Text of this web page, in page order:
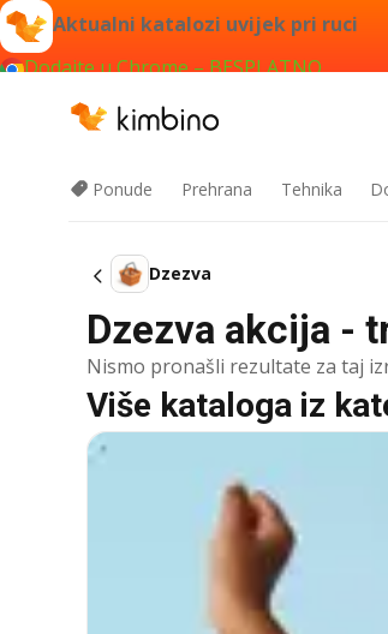
Aktualni katalozi uvijek pri ruci
Dodajte u Chrome – BESPLATNO
Ponude Prehrana Tehnika
Dzezva
Dzezva akcija -
Nismo pronašli rezultate za taj
Više kataloga iz